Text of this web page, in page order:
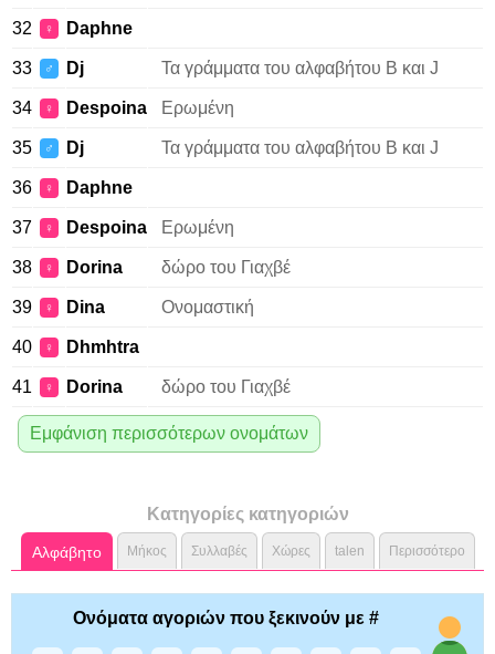
32 ♀ Daphne
33 ♂ Dj Τα γράμματα του αλφαβήτου Β και J
34 ♀ Despoina Ερωμένη
35 ♂ Dj Τα γράμματα του αλφαβήτου Β και J
36 ♀ Daphne
37 ♀ Despoina Ερωμένη
38 ♀ Dorina δώρο του Γιαχβέ
39 ♀ Dina Ονομαστική
40 ♀ Dhmhtra
41 ♀ Dorina δώρο του Γιαχβέ
Εμφάνιση περισσότερων ονομάτων
Κατηγορίες κατηγοριών
Αλφάβητο Μήκος Συλλαβές Χώρες talen Περισσότερο
Ονόματα αγοριών που ξεκινούν με #